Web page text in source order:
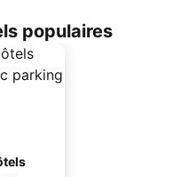
populaires